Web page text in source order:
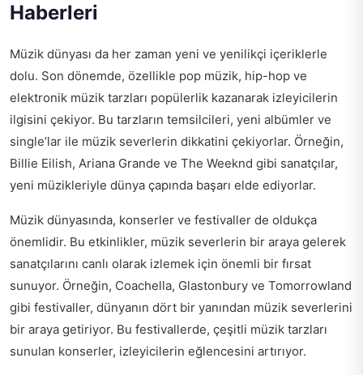
Haberleri
Müzik dünyası da her zaman yeni ve yenilikçi içeriklerle
dolu. Son dönemde, özellikle pop müzik, hip-hop ve
elektronik müzik tarzları popülerlik kazanarak izleyicilerin
ilgisini çekiyor. Bu tarzların temsilcileri, yeni albümler ve
single’lar ile müzik severlerin dikkatini çekiyorlar. Örneğin,
Billie Eilish, Ariana Grande ve The Weeknd gibi sanatçılar,
yeni müzikleriyle dünya çapında başarı elde ediyorlar.
Müzik dünyasında, konserler ve festivaller de oldukça
önemlidir. Bu etkinlikler, müzik severlerin bir araya gelerek
sanatçılarını canlı olarak izlemek için önemli bir fırsat
sunuyor. Örneğin, Coachella, Glastonbury ve Tomorrowland
gibi festivaller, dünyanın dört bir yanından müzik severlerini
bir araya getiriyor. Bu festivallerde, çeşitli müzik tarzları
sunulan konserler, izleyicilerin eğlencesini artırıyor.